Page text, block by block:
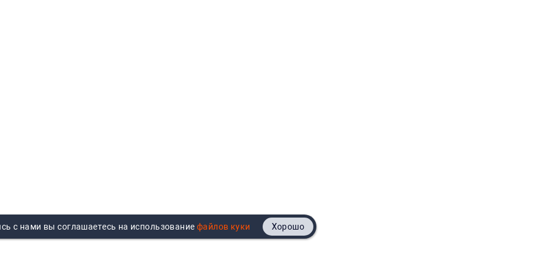
с нами вы соглашаетесь на использование Хорошо